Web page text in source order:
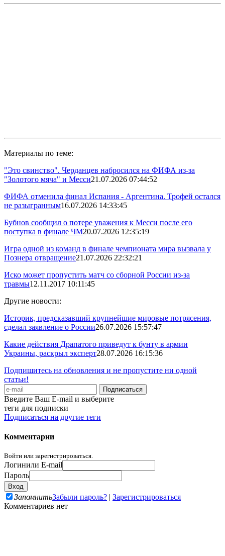
Материалы по теме:
"Это свинство". Черданцев набросился на ФИФА из-за
"Золотого мяча" и Месси21.07.2026 07:44:52
ФИФА отменила финал Испания - Аргентина. Трофей остался
не разыгранным16.07.2026 14:33:45
Бубнов сообщил о потере уважения к Месси после его
поступка в финале ЧМ20.07.2026 12:35:19
Игра одной из команд в финале чемпионата мира вызвала у
Познера отвращение21.07.2026 22:32:21
Иско может пропустить матч со сборной России из-за
травмы12.11.2017 10:11:45
Другие новости:
Историк, предсказавший крупнейшие мировые потрясения,
сделал заявление о России26.07.2026 15:57:47
Какие действия Драпатого приведут к бунту в армии
Украины, раскрыл эксперт28.07.2026 16:15:36
Подпишитесь на обновления и не пропустите ни одной
статьи!
Введите Ваш E-mail и выберите
теги для подписки
Подписаться на другие теги
Комментарии
Войти или зарегистрироваться.
Логинили E-mail
Пароль
ЗапомнитьЗабыли пароль? | Зарегистрироваться
Комментариев нет